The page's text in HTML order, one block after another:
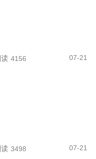
4156 07-21
3498 07-21